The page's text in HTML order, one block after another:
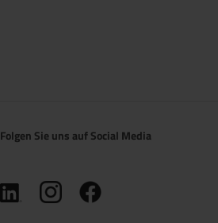
Folgen Sie uns auf Social Media
(öffnet in neuem Tab)
(öffnet in neuem Tab)
(öffnet in neuem Tab)